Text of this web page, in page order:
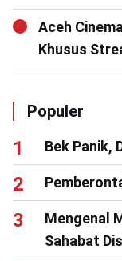
Aceh
Khusus
Populer
Bek Panik,
Mengenal
Sahabat